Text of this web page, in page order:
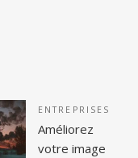
ENTREPRISES
Améliorez
votre image